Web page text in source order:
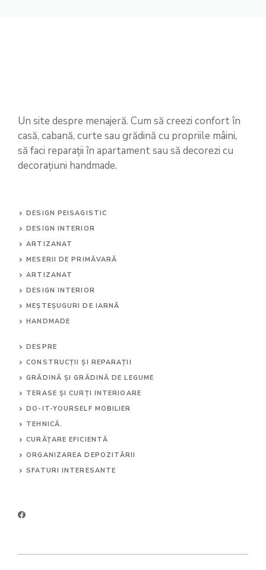
Un site despre menajeră. Cum să creezi confort în
casă, cabană, curte sau grădină cu propriile mâini,
să faci reparații în apartament sau să decorezi cu
decorațiuni handmade.
DESIGN PEISAGISTIC
DESIGN INTERIOR
ARTIZANAT
MESERII DE PRIMĂVARĂ
ARTIZANAT
DESIGN INTERIOR
MEȘTEȘUGURI DE IARNĂ
HANDMADE
DESPRE
CONSTRUCȚII ȘI REPARAȚII
GRĂDINĂ ȘI GRĂDINĂ DE LEGUME
TERASE ȘI CURȚI INTERIOARE
DO-IT-YOURSELF MOBILIER
TEHNICĂ.
CURĂȚARE EFICIENTĂ
ORGANIZAREA DEPOZITĂRII
SFATURI INTERESANTE